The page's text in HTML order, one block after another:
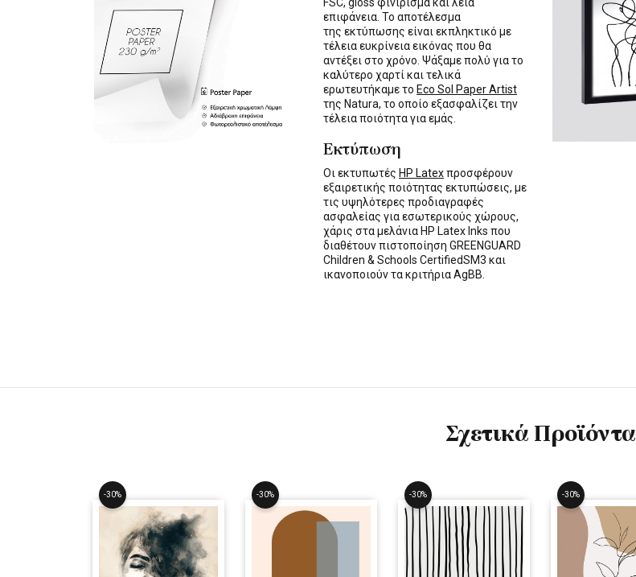
επιφάνεια. Το αποτέλεσμα
της εκτύπωσης είναι εκπληκτικό με
τέλεια ευκρίνεια εικόνας που θα
αντέξει στο χρόνο. Ψάξαμε πολύ για το
καλύτερο χαρτί και τελικά
ερωτευτήκαμε το Eco Sol Paper Artist
της Natura, το οποίο εξασφαλίζει την
τέλεια ποιότητα για εμάς.
Εκτύπωση
Οι εκτυπωτές HP Latexπροσφέρουν
εξαιρετικής ποιότητας εκτυπώσεις, με
τις υψηλότερες προδιαγραφές
ασφαλείας για εσωτερικούς χώρους,
χάρις στα μελάνια HP Latex Inks που
διαθέτουν πιστοποίηση GREENGUARD
Children & Schools CertifiedSM3 και
ικανοποιούν τα κριτήρια AgBB.
Σχετικά Προϊόντα
-30% -30% -30% -30%